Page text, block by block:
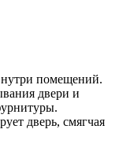
помещений.
двери и
дверь, смягчая